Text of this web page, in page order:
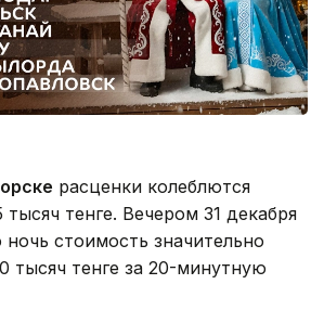
расценки колеблются
тысяч тенге. Вечером 31 декабря
стоимость значительно
тенге за 20-минутную